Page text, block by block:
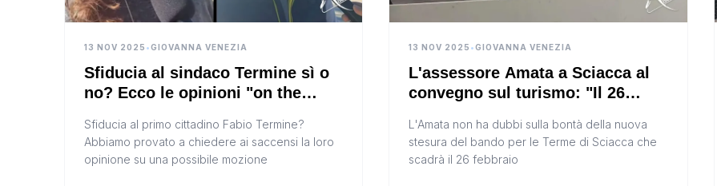
13 NOV 2025 •GIOVANNA VENEZIA
Sfiducia al sindaco Termine sì o
no? Ecco le opinioni "on the
Sfiducia al primo cittadino Fabio Termine?
Abbiamo provato a chiedere ai saccensi la loro
opinione su una possibile mozione
13 NOV 2025 •GIOVANNA VENEZIA
L'assessore Amata a Sciacca al
convegno sul turismo: "Il 26
(Video)
L'Amata non ha dubbi sulla bontà della nuova
stesura del bando per le Terme di Sciacca che
scadrà il 26 febbraio